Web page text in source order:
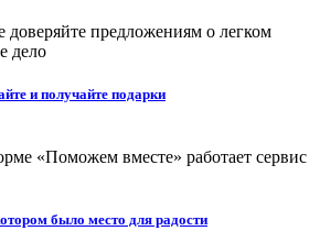
доверяйте предложениям о легком
дело
и получайте подарки
«Поможем вместе» работает сервис
было место для радости